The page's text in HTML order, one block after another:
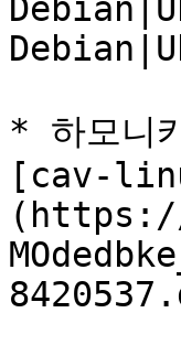
* 하모니
[cav-